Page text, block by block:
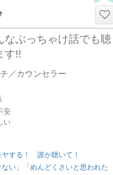
なぶっちゃけ話でも聴
す!!
／カウンセラー
安
い
する！ 誰か聴いて！
ない」「めんどくさいと思われた